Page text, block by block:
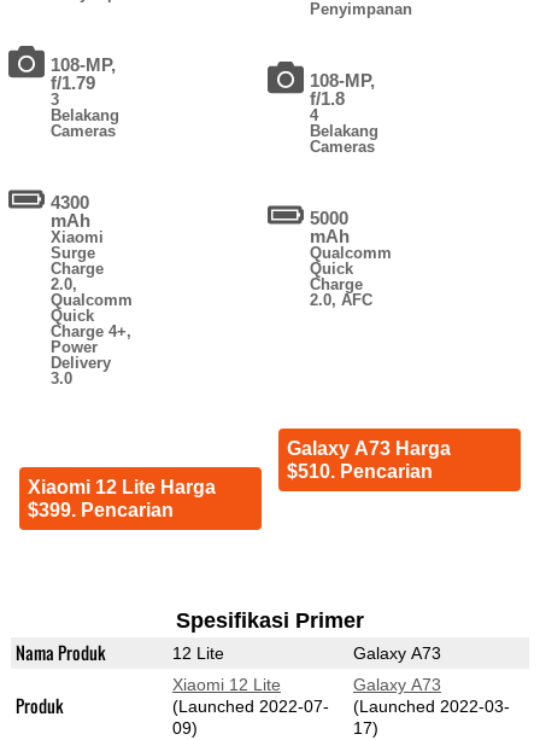
108-MP,
f/1.79
3
Belakang
Cameras
4300
mAh
Xiaomi
Surge
Charge
2.0,
Qualcomm
Quick
Charge 4+,
Power
Delivery
3.0
Xiaomi 12 Lite Harga
$399. Pencarian
Penyimpanan
108-MP,
f/1.8
4
Belakang
Cameras
5000
mAh
Qualcomm
Quick
Charge
2.0, AFC
Galaxy A73 Harga
$510. Pencarian
Spesifikasi Primer
Nama Produk 12 Lite Galaxy A73
Produk
Xiaomi 12 Lite
(Launched 2022-07-
09)
Galaxy A73
(Launched 2022-03-
17)